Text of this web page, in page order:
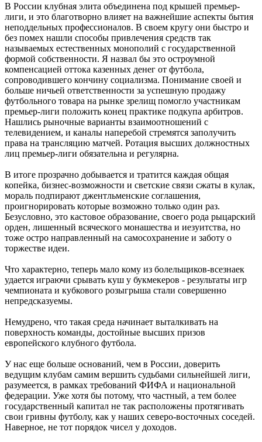
В России клубная элита объединена под крышей премьер-
лиги, и это благотворно влияет на важнейшие аспекты бытия
неподдельных профессионалов. В своем кругу они быстро и
без помех нашли способы привлечения средств так
называемых естественных монополий с государственной
формой собственности. Я назвал бы это остроумной
компенсацией оттока казенных денег от футбола,
сопроводившего кончину социализма. Понимание своей и
больше ничьей ответственности за успешную продажу
футбольного товара на рынке зрелищ помогло участникам
премьер-лиги положить конец практике подкупа арбитров.
Нашлись рыночные варианты взаимоотношений с
телевидением, и каналы наперебой стремятся заполучить
права на трансляцию матчей. Ротация высших должностных
лиц премьер-лиги обязательна и регулярна.
В итоге прозрачно добывается и тратится каждая общая
копейка, бизнес-возможности и светские связи сжаты в кулак,
мораль подпирают джентльменские соглашения,
проигнорировать которые возможно только один раз.
Безусловно, это кастовое образование, своего рода рыцарский
орден, лишенный всяческого монашества и иезуитства, но
тоже остро направленный на самосохранение и заботу о
торжестве идеи.
Что характерно, теперь мало кому из болельщиков-всезнаек
удается играючи срывать куш у букмекеров - результаты игр
чемпионата и кубкового розыгрыша стали совершенно
непредсказуемы.
Немудрено, что такая среда начинает выталкивать на
поверхность команды, достойные высших призов
европейского клубного футбола.
У нас еще больше оснований, чем в России, доверить
ведущим клубам самим вершить судьбами сильнейшей лиги,
разумеется, в рамках требований ФИФА и национальной
федерации. Уже хотя бы потому, что частный, а тем более
государственный капитал не так расположены протягивать
свои гривны футболу, как у наших северо-восточных соседей.
Наверное, не тот порядок чисел у доходов.